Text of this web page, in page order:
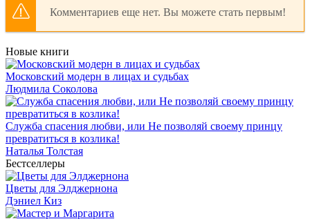
Комментариев еще нет. Вы можете стать первым!
Новые книги
Московский модерн в лицах и судьбах
Людмила Соколова
Служба спасения любви, или Не позволяй своему принцу
превратиться в козлика!
Наталья Толстая
Бестселлеры
Цветы для Элджернона
Дэниел Киз